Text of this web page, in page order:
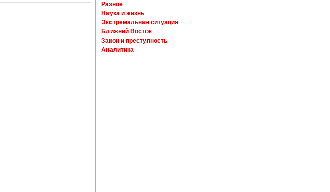
Разное
Наука и жизнь
Экстремальная ситуация
Ближний Восток
Закон и преступность
Аналитика